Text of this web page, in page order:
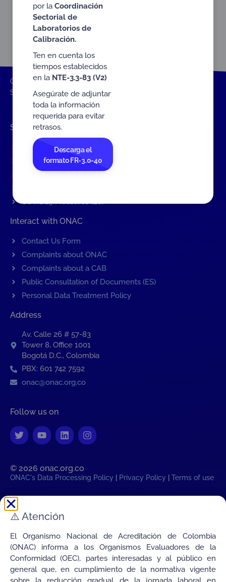
ONAC Home Documentos
SECOND BIMONTHLY REPORT 2021
Shortcuts
Events
ONAC Services
Become accredited with ONAC
COVID19 Measures (ES)
Interact with ONAC
Contact Us Form
Complaints about ONAC
Complaints about a CAB
Public Consultation of Documents (ES)
Personal Data Treatment Policy
Address
Av. Calle 26 # 57-83
Tower 8, Office 1001
Bogotá D.C., Colombia
PBX: 601 742 7592
onac@onac.org.co
Follow us on
© 2026 onac.org.co​
ONAC's Data Processing Policy Privacy Policy Terms of use
Thu, 6 August 2026 12:28:36
Connecting Colombia's Quality with the World
por la Coordinación
Sectorial de
Laboratorios de
Calibración.
Ten en cuenta los
tiempos establecidos
en la NTE-3.3-83 (V2)
Asegúrate de adjuntar
toda la información
requerida para evitar
retrasos.
Descarga el
formato FR-3.0-40
⚠️ Atención
El Organismo Nacional de Acreditación de Colombia
(ONAC) informa a los Organismos Evaluadores de la
Conformidad (OEC), partes interesadas y al público en
general que, en cumplimiento de la normativa vigente